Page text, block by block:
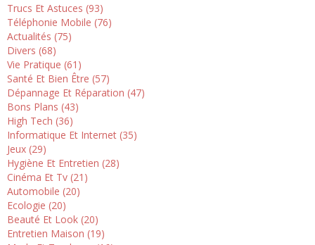
Trucs Et Astuces (93)
Téléphonie Mobile (76)
Actualités (75)
Divers (68)
Vie Pratique (61)
Santé Et Bien Être (57)
Dépannage Et Réparation (47)
Bons Plans (43)
High Tech (36)
Informatique Et Internet (35)
Jeux (29)
Hygiène Et Entretien (28)
Cinéma Et Tv (21)
Automobile (20)
Ecologie (20)
Beauté Et Look (20)
Entretien Maison (19)